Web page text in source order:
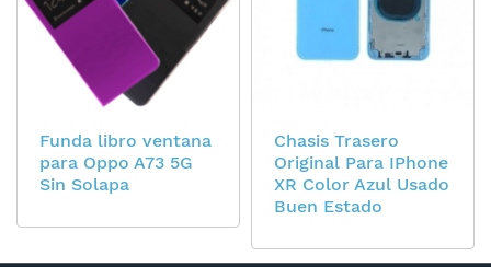
Funda libro ventana
para Oppo A73 5G
Sin Solapa
Chasis Trasero
Original Para IPhone
XR Color Azul Usado
Buen Estado